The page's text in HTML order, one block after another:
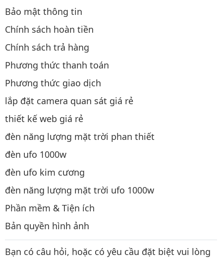
Bảo mật thông tin
Chính sách hoàn tiền
Chính sách trả hàng
Phương thức thanh toán
Phương thức giao dịch
lắp đặt camera quan sát giá rẻ
thiết kế web giá rẻ
đèn năng lượng mặt trời phan thiết
đèn ufo 1000w
đèn ufo kim cương
đèn năng lượng mặt trời ufo 1000w
Phần mềm & Tiện ích
Bản quyền hình ảnh
Bạn có câu hỏi, hoặc có yêu cầu đặt biệt vui lòng